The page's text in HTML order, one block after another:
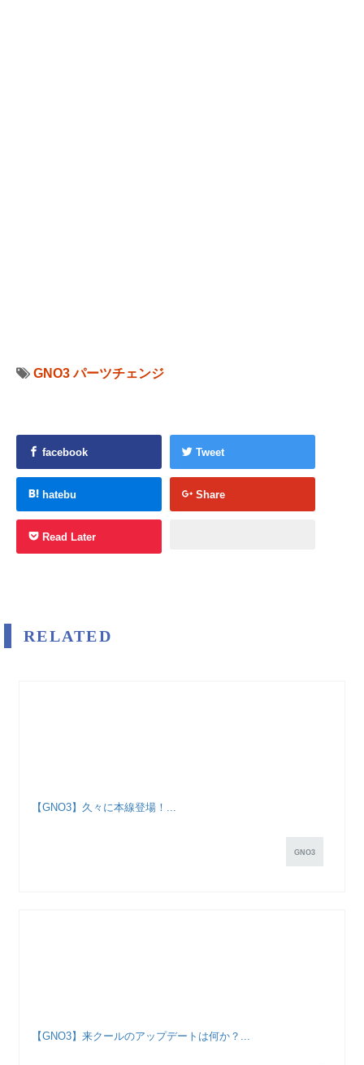
GNO3 パーツチェンジ
facebook Tweet
hatebu Share
Read Later
RELATED
【GNO3】久々に本線登場！...
GNO3
【GNO3】来クールのアップデートは何か？...